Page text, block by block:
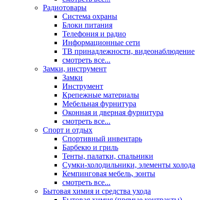
Радиотовары
Система охраны
Блоки питания
Телефония и радио
Информационные сети
ТВ принадлежности, видеонаблюдение
смотреть все...
Замки, инструмент
Замки
Инструмент
Крепежные материалы
Мебельная фурнитура
Оконная и дверная фурнитура
смотреть все...
Спорт и отдых
Спортивный инвентарь
Барбекю и гриль
Тенты, палатки, спальники
Сумки-холодильники, элементы холода
Кемпинговая мебель, зонты
смотреть все...
Бытовая химия и средства ухода